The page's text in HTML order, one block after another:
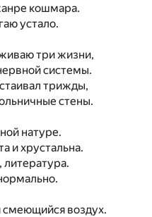
кошмара.
устало.
три жизни,
системы.
трижды,
стены.
натуре.
и хрустальна.
литература.
воздух.